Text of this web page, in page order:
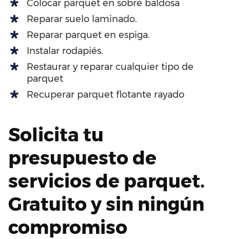
Colocar parquet en sobre baldosa
Reparar suelo laminado.
Reparar parquet en espiga.
Instalar rodapiés.
Restaurar y reparar cualquier tipo de
parquet
Recuperar parquet flotante rayado
Solicita tu
presupuesto de
servicios de parquet.
Gratuito y sin ningún
compromiso